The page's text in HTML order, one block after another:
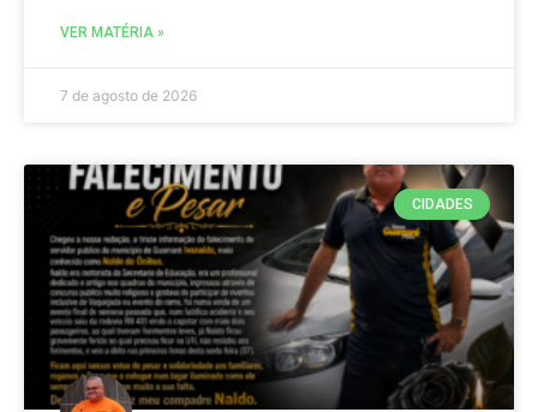
VER MATÉRIA »
7 de agosto de 2026
CIDADES